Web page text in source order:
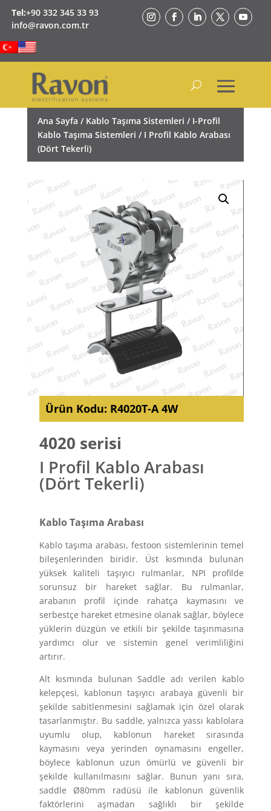
Tel:+90 332 345 33 93
info@ravon.com.tr
Ana Sayfa / Kablo Taşıma Sistemleri / I-Profil
Kablo Taşıma Sistemleri / I Profil Kablo Arabası
(Dört Tekerli)
Ürün Kodu: R4020T-A 4W
4020 serisi
I Profil Kablo Arabası
(Dört Tekerli)
Kablo Taşıma Arabası
Kablo taşıma arabası, festoon sistemlerinin temel
bileşenlerinden biridir. Üst kısmında bulunan
yüksek kaliteli taşıyıcı rulmanlar, NPI profilde
sorunsuz bir hareket sağlar. Bu rulmanlar,
arabanın profil içinde rahatça kaymasını ve
serbestçe hareket etmesine olanak sağlar, böylece
yüklerin düzgün ve etkili bir şekilde taşınmasına
yardımcı olur ve sistemin genel verimliliğini
artırır.
Alt kısmında bulunan Saddle adı verilen kablo
kelepçesi, kablonun taşıyıcı arabaya güvenli bir
şekilde sabitlenmesini sağlamak için özel olarak
tasarlanmıştır. Bu saddle, yalnızca yassı kablolara
uyumlu olup, kablonun hareket sırasında
kaymasını veya yerinden oynamasını engeller,
böylece kablonun uzun ömürlü ve güvenli bir
şekilde kullanılmasını sağlar. Bunun yanı sıra,
saddle Ø80mm radüsü ile kablonun güvenlik
faktörlerini aşmadan sağlıklı bir şekilde